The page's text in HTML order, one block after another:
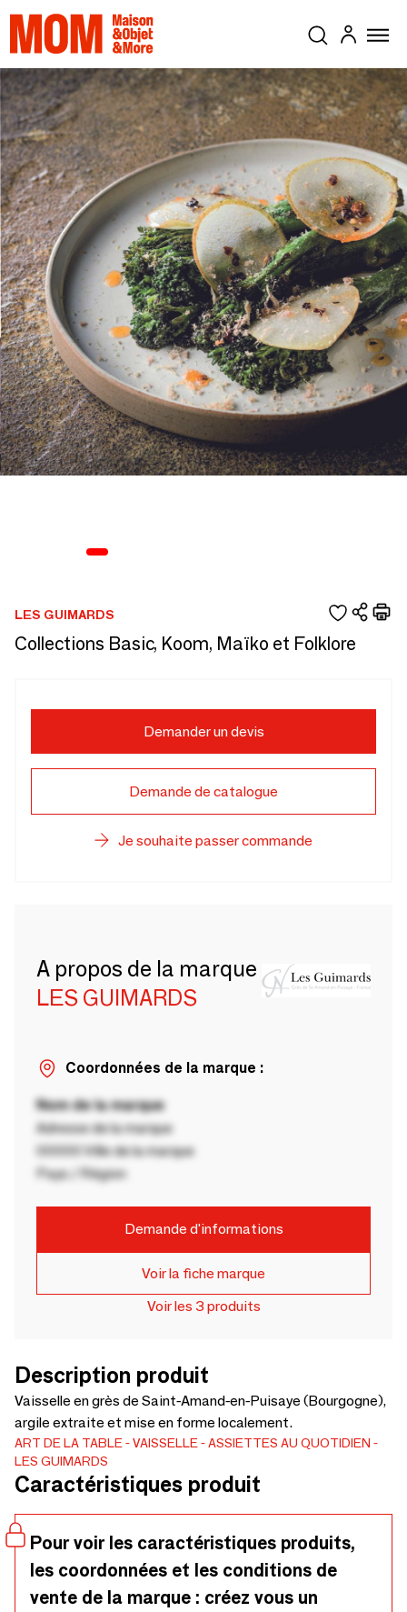
LES GUIMARDS
Collections Basic, Koom, Maïko et Folklore
Demander un devis
Demande de catalogue
Je souhaite passer commande
A propos de la marque
LES GUIMARDS
Coordonnées de la marque :
Nom de la marque
Adresse de la marque
00000 Ville de la marque
Pays / Région
Demande d'informations
Voir la fiche marque
Voir les 3 produits
Description produit
Vaisselle en grès de Saint-Amand-en-Puisaye (Bourgogne),
argile extraite et mise en forme localement.
ART DE LA TABLE VAISSELLE
ASSIETTES AU QUOTIDIEN
LES GUIMARDS
Caractéristiques produit
Pour voir les caractéristiques produits,
les coordonnées et les conditions de
vente de la marque : créez vous un